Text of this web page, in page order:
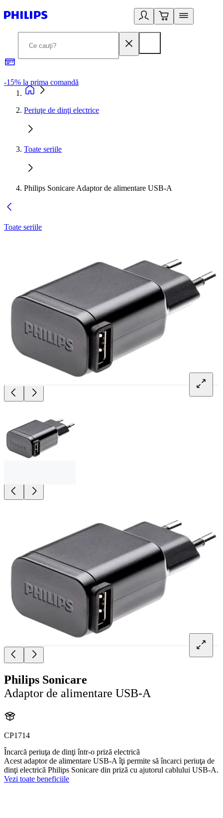
-15% la prima comandă
Periuţe de dinţi electrice
Toate seriile
Philips Sonicare Adaptor de alimentare USB-A
Toate seriile
Philips Sonicare
Adaptor de alimentare USB-A
CP1714
Încarcă periuţa de dinţi într-o priză electrică
Acest adaptor de alimentare USB-A îţi permite să încarci periuţa de
dinţi electrică Philips Sonicare din priză cu ajutorul cablului USB-A.
Vezi toate beneficiile